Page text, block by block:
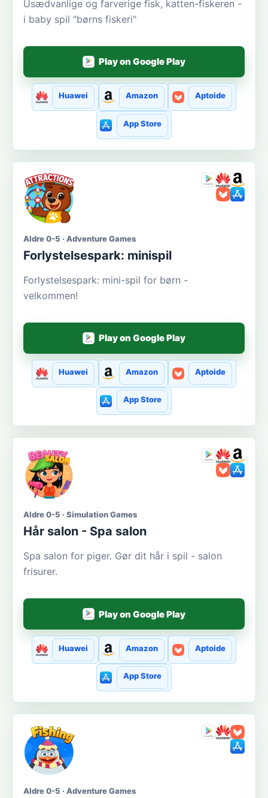
Usædvanlige og farverige fisk, katten-fiskeren -
i baby spil "børns fiskeri"
Play on Google Play
Huawei Amazon Aptoide
App Store
Aldre 0-5 · Adventure Games
Forlystelsespark: minispil
Forlystelsespark: mini-spil for børn -
velkommen!
Play on Google Play
Huawei Amazon Aptoide
App Store
Aldre 0-5 · Simulation Games
Hår salon - Spa salon
Spa salon for piger. Gør dit hår i spil - salon
frisurer.
Play on Google Play
Huawei Amazon Aptoide
App Store
Aldre 0-5 · Adventure Games